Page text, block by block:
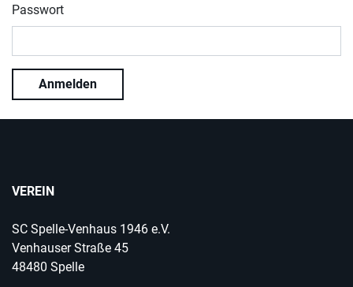
Passwort
Anmelden
VEREIN
SC Spelle-Venhaus 1946 e.V.
Venhauser Straße 45
48480 Spelle